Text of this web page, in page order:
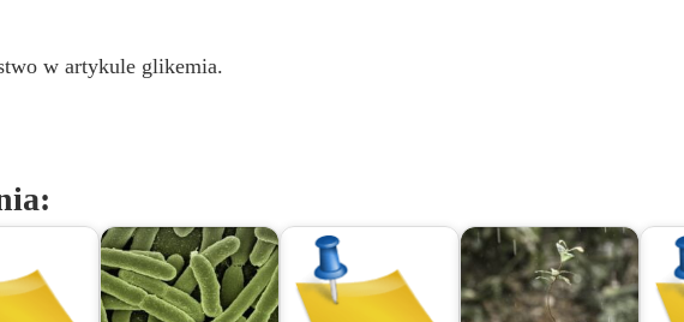
w artykule glikemia.